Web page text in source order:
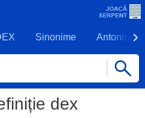
Sinonime Antonime
dex